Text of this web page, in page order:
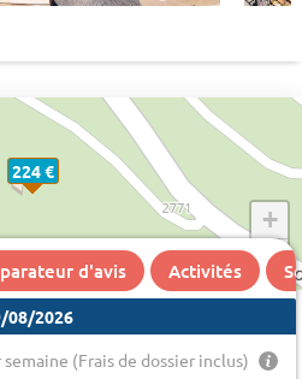
224 €
+
−
d'avis Activités
08/2026
semaine (Frais de dossier inclus)